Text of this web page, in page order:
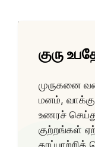
குரு
முருகனை
மனம்,
உணரச்
குற்றங்கள்